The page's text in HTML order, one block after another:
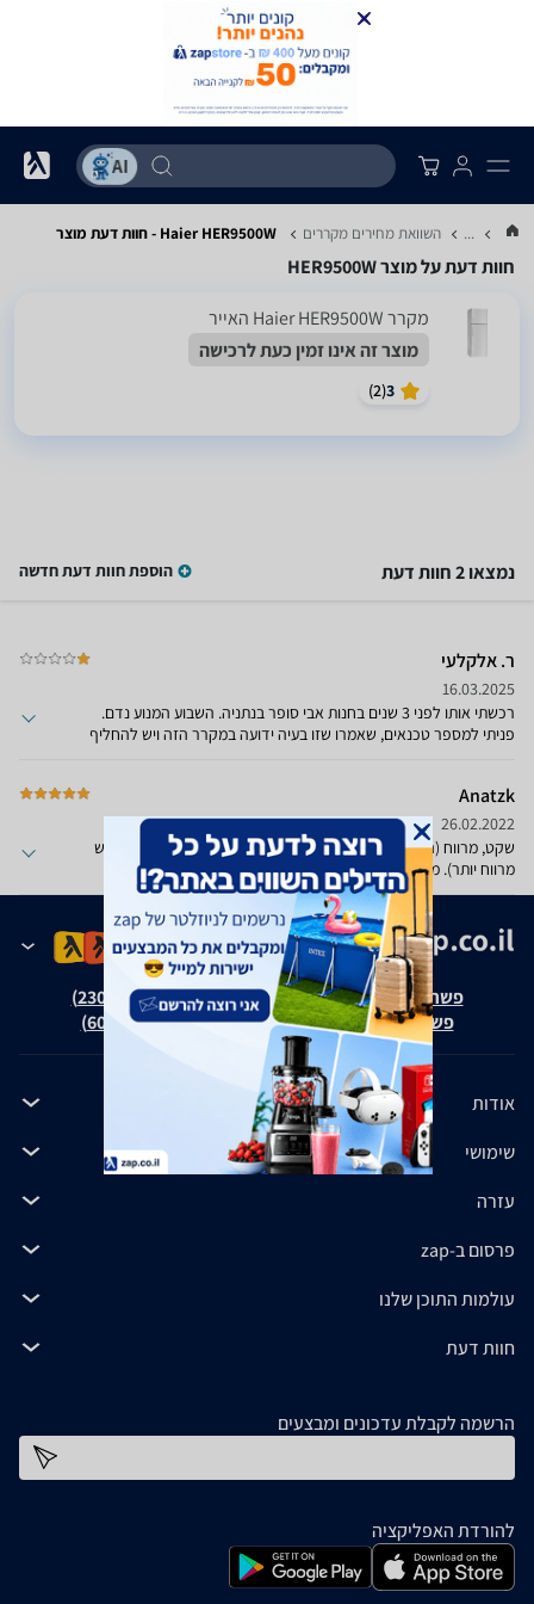
... השוואת מחירים מקררים Haier HER9500W - חוות דעת מוצר
חוות דעת על מוצר HER9500W
מקרר Haier HER9500W האייר
מוצר זה אינו זמין כעת לרכישה
3
(
2
)
נמצאו 2 חוות דעת הוספת חוות דעת חדשה
ר. אלקלעי
16.03.2025
רכשתי אותו לפני 3 שנים בחנות אבי סופר בנתניה. השבוע המנוע נדם.
פניתי למספר טכנאים, שאמרו שזו בעיה ידועה במקרר הזה ויש להחליף
Anatzk
26.02.2022
שקט, מרווח (הקודם היה בגודל דומה אבל איכשהו המקרר הזה מרגיש
מרווח יותר). מרוצה מאוד!
פשרה בת"צ אבנצ'יק נ' זאפ גרופ (ת"צ 23008-08-20)
פשרה בת"צ כהנים נ' זאפ גרופ (ת"צ 60371-12-19)
אודות
שימושי
עזרה
פרסום ב-zap
עולמות התוכן שלנו
חוות דעת
הרשמה לקבלת עדכונים ומבצעים
להורדת האפליקציה